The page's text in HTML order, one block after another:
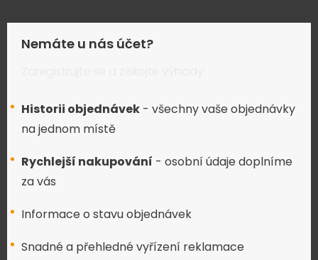
Nemáte u nás účet?
Historii objednávek - všechny vaše objednávky
na jednom místě
Rychlejší nakupování - osobní údaje doplníme
za vás
Informace o stavu objednávek
Snadné a přehledné vyřízení reklamace